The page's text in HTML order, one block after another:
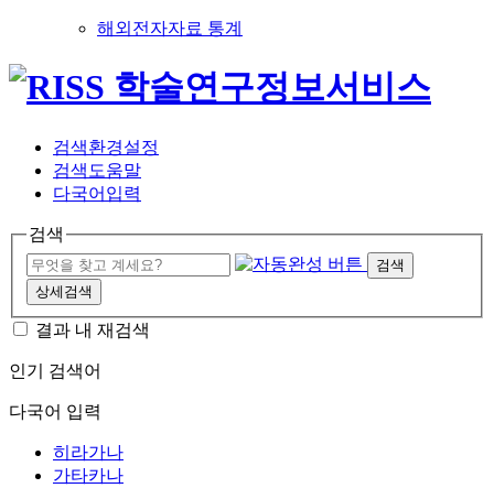
해외전자자료 통계
검색환경설정
검색도움말
다국어입력
검색
검색
상세검색
결과 내 재검색
인기 검색어
다국어 입력
히라가나
가타카나